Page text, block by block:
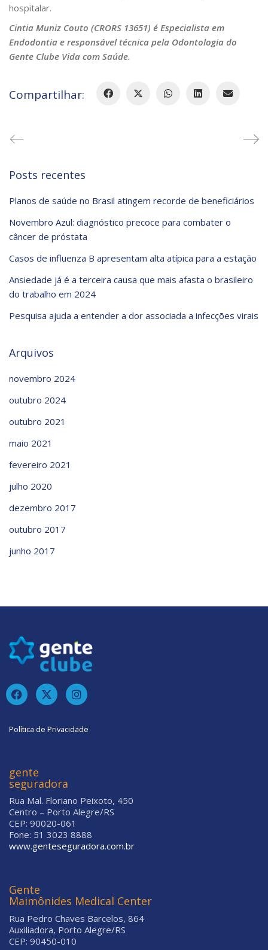
hospitalar.
Cintia Muniz Couto (CRORS 13651) é Especialista em
Endodontia e responsável técnica pela Odontologia do
Gente Clube Vida com Saúde.
Compartilhar:
Posts recentes
Planos de saúde no Brasil atingem recorde de beneficiários
Novembro Azul: diagnóstico precoce para combater o
câncer de próstata
Casos de influenza B apresentam alta atípica para a estação
Ansiedade já é a terceira causa que mais afasta o brasileiro
do trabalho em 2024
Pesquisa ajuda a entender a dor associada a infecções virais
Arquivos
novembro 2024
outubro 2024
outubro 2021
maio 2021
fevereiro 2021
julho 2020
dezembro 2017
outubro 2017
junho 2017
Política de Privacidade
gente
seguradora
Rua Mal. Floriano Peixoto, 450
Centro – Porto Alegre/RS
CEP: 90020-061
Fone: 51 3023 8888
www.genteseguradora.com.br
Gente
Maimônides Medical Center
Rua Pedro Chaves Barcelos, 864
Auxiliadora, Porto Alegre/RS
CEP: 90450-010